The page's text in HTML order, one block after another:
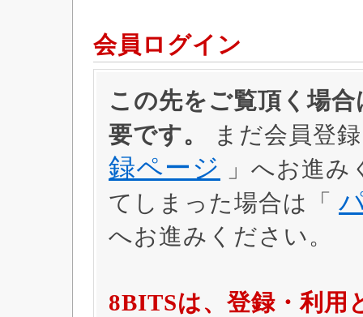
会員ログイン
この先をご覧頂く場
要です。
まだ会員登
録ページ
」へお進
てしまった場合は「
へお進みください。
8BITSは、登録・利用